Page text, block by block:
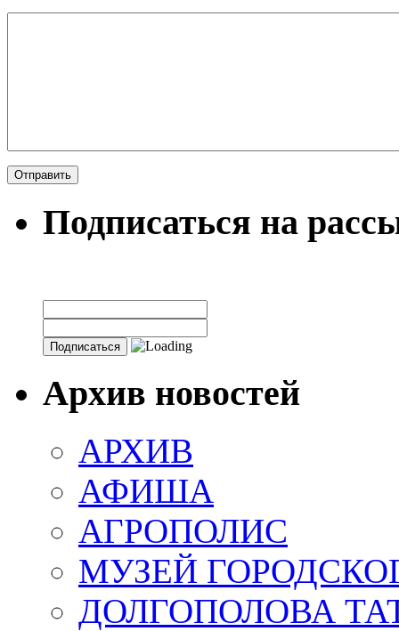
Подписаться на
Архив новостей
АРХИВ
АФИША
АГРОПОЛИС
МУЗЕЙ
ДОЛГОПОЛОВА